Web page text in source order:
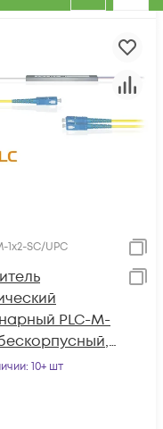
1x2-SC/UPC
PLC-M-
SC/UPC
: 10+ шт